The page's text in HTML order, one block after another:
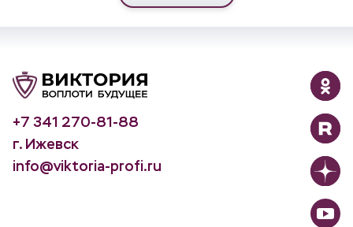
+7 341 270-81-88
г. Ижевск
info@viktoria-profi.ru